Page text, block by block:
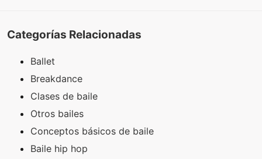
Categorías Relacionadas
Ballet
Breakdance
Clases de baile
Otros bailes
Conceptos básicos de baile
Baile hip hop